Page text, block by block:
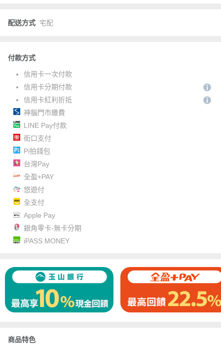
配送方式 宅配
付款方式
信用卡一次付款
信用卡分期付款
信用卡紅利折抵
神腦門市繳費
LINE Pay付款
街口支付
Pi拍錢包
台灣Pay
全盈+PAY
悠遊付
全支付
Apple Pay
銀角零卡-無卡分期
iPASS MONEY
商品特色